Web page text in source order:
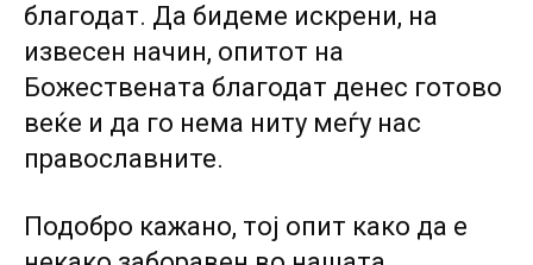
благодат. Да бидеме искрени, на
извесен начин, опитот на
Божествената благодат денес готово
веќе и да го нема ниту меѓу нас
православните.
Подобро кажано, тој опит како да е